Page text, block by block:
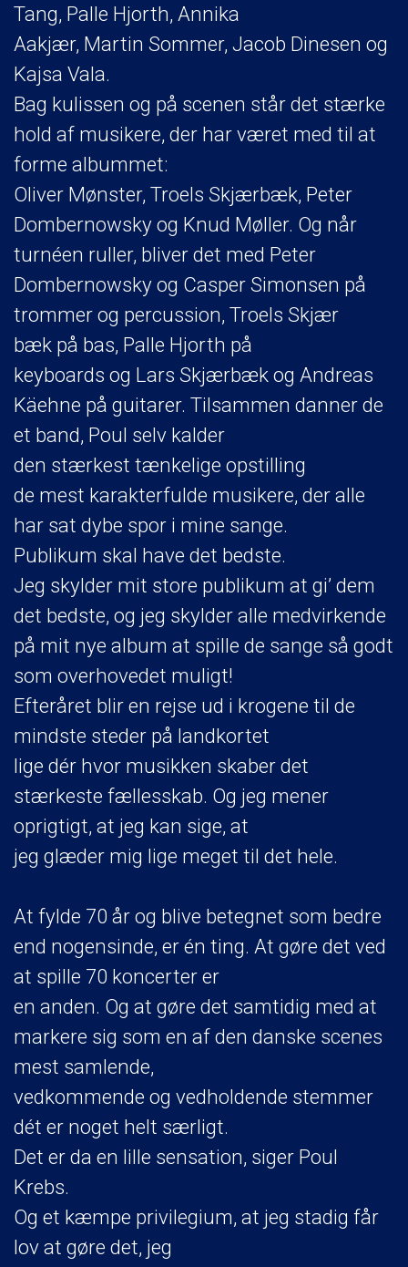
Tang, Palle Hjorth, Annika
Aakjær, Martin Sommer, Jacob Dinesen og
Kajsa Vala.
Bag kulissen og på scenen står det stærke
hold af musikere, der har været med til at
forme albummet:
Oliver Mønster, Troels Skjærbæk, Peter
Dombernowsky og Knud Møller. Og når
turnéen ruller, bliver det med Peter
Dombernowsky og Casper Simonsen på
trommer og percussion, Troels Skjær
bæk på bas, Palle Hjorth på
keyboards og Lars Skjærbæk og Andreas
Käehne på guitarer. Tilsammen danner de
et band, Poul selv kalder
den stærkest tænkelige opstilling
de mest karakterfulde musikere, der alle
har sat dybe spor i mine sange.
Publikum skal have det bedste.
Jeg skylder mit store publikum at gi’ dem
det bedste, og jeg skylder alle medvirkende
på mit nye album at spille de sange så godt
som overhovedet muligt!
Efteråret blir en rejse ud i krogene til de
mindste steder på landkortet
lige dér hvor musikken skaber det
stærkeste fællesskab. Og jeg mener
oprigtigt, at jeg kan sige, at
jeg glæder mig lige meget til det hele.
At fylde 70 år og blive betegnet som bedre
end nogensinde, er én ting. At gøre det ved
at spille 70 koncerter er
en anden. Og at gøre det samtidig med at
markere sig som en af den danske scenes
mest samlende,
vedkommende og vedholdende stemmer
dét er noget helt særligt.
Det er da en lille sensation, siger Poul
Krebs.
Og et kæmpe privilegium, at jeg stadig får
lov at gøre det, jeg